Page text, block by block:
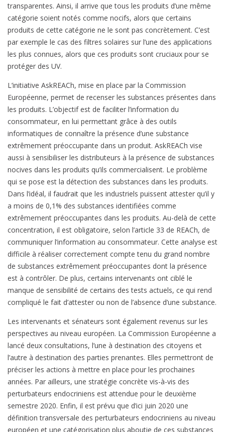
transparentes. Ainsi, il arrive que tous les produits d’une même
catégorie soient notés comme nocifs, alors que certains
produits de cette catégorie ne le sont pas concrètement. C’est
par exemple le cas des filtres solaires sur l’une des applications
les plus connues, alors que ces produits sont cruciaux pour se
protéger des UV.
L’initiative AskREACh, mise en place par la Commission
Européenne, permet de recenser les substances présentes dans
les produits. L’objectif est de faciliter l’information du
consommateur, en lui permettant grâce à des outils
informatiques de connaître la présence d’une substance
extrêmement préoccupante dans un produit. AskREACh vise
aussi à sensibiliser les distributeurs à la présence de substances
nocives dans les produits qu’ils commercialisent. Le problème
qui se pose est la détection des substances dans les produits.
Dans l’idéal, il faudrait que les industriels puissent attester qu’il y
a moins de 0,1% des substances identifiées comme
extrêmement préoccupantes dans les produits. Au-delà de cette
concentration, il est obligatoire, selon l’article 33 de REACh, de
communiquer l’information au consommateur. Cette analyse est
difficile à réaliser correctement compte tenu du grand nombre
de substances extrêmement préoccupantes dont la présence
est à contrôler. De plus, certains intervenants ont ciblé le
manque de sensibilité de certains des tests actuels, ce qui rend
compliqué le fait d’attester ou non de l’absence d’une substance.
Les intervenants et sénateurs sont également revenus sur les
perspectives au niveau européen. La Commission Européenne a
lancé deux consultations, l’une à destination des citoyens et
l’autre à destination des parties prenantes. Elles permettront de
préciser les actions à mettre en place pour les prochaines
années. Par ailleurs, une stratégie concrète vis-à-vis des
perturbateurs endocriniens est attendue pour le deuxième
semestre 2020. Enfin, il est prévu que d’ici juin 2020 une
définition transversale des perturbateurs endocriniens au niveau
européen et une catégorisation plus aboutie de ces substances